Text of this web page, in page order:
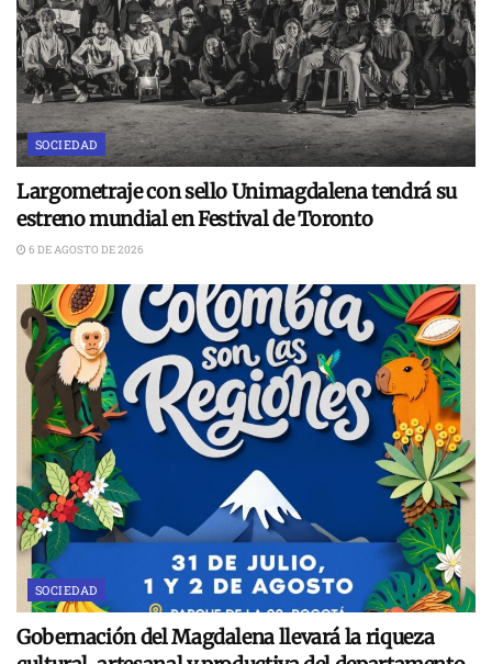
SOCIEDAD
Largometraje con sello Unimagdalena tendrá su
estreno mundial en Festival de Toronto
6 DE AGOSTO DE 2026
SOCIEDAD
Gobernación del Magdalena llevará la riqueza